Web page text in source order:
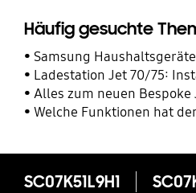
Häufig gesuchte
Samsung
Ladestation Jet 70/75:
Alles zum neuen Bespoke
Welche Funktionen hat
SC07K51L9H1